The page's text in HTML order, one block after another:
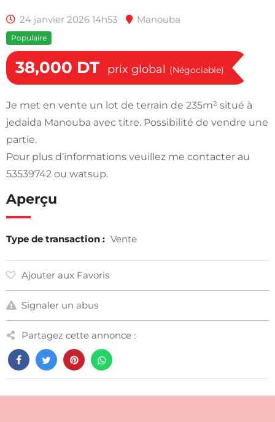
24 janvier 2026 14h53 Manouba
Populaire
38,000 DT prix global (Négociable)
Je met en vente un lot de terrain de 235m² situé à
jedaida Manouba avec titre. Possibilité de vendre une
partie.
Pour plus d’informations veuillez me contacter au
53539742 ou watsup.
Aperçu
Type de transaction : Vente
Ajouter aux Favoris
Signaler un abus
Partagez cette annonce :